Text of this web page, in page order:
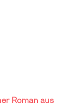
Roman aus